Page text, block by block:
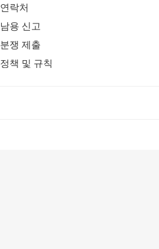
연락처
남용 신고
분쟁 제출
정책 및 규칙